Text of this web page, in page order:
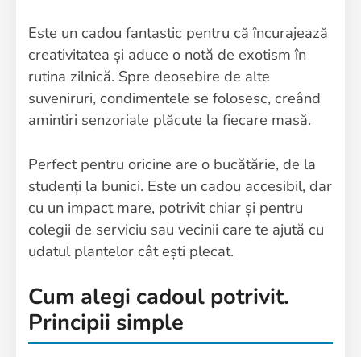
Este un cadou fantastic pentru că încurajează
creativitatea și aduce o notă de exotism în
rutina zilnică. Spre deosebire de alte
suveniruri, condimentele se folosesc, creând
amintiri senzoriale plăcute la fiecare masă.
Perfect pentru oricine are o bucătărie, de la
studenți la bunici. Este un cadou accesibil, dar
cu un impact mare, potrivit chiar și pentru
colegii de serviciu sau vecinii care te ajută cu
udatul plantelor cât ești plecat.
Cum alegi cadoul potrivit.
Principii simple